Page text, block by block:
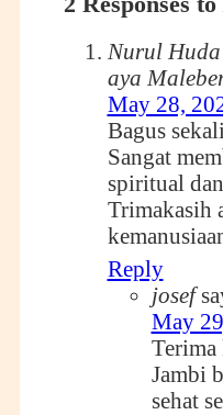
Nurul
aya
May 28,
Bagus
Sangat
spiritual
Trimakasih
Reply
josef
May
Terima
Jambi
sehat